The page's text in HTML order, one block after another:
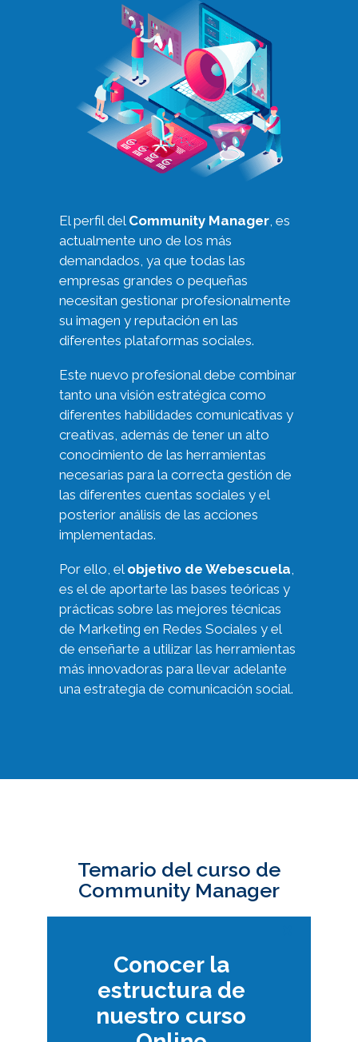
El perfil del Community Manager, es
actualmente uno de los más
demandados, ya que todas las
empresas grandes o pequeñas
necesitan gestionar profesionalmente
su imagen y reputación en las
diferentes plataformas sociales.
Este nuevo profesional debe combinar
tanto una visión estratégica como
diferentes habilidades comunicativas y
creativas, además de tener un alto
conocimiento de las herramientas
necesarias para la correcta gestión de
las diferentes cuentas sociales y el
posterior análisis de las acciones
implementadas.
Por ello, el objetivo de Webescuela,
es el de aportarte las bases teóricas y
prácticas sobre las mejores técnicas
de Marketing en Redes Sociales y el
de enseñarte a utilizar las herramientas
más innovadoras para llevar adelante
una estrategia de comunicación social.
Temario del curso de
Community Manager
Conocer la
estructura de
nuestro curso